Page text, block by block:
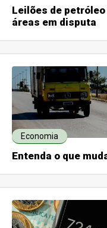
Leilões de
áreas em disputa
Economia
Entenda o que